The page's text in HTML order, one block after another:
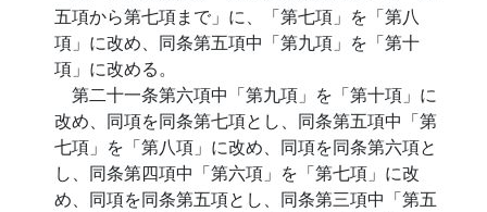
五項から第七項まで」に、「第七項」を「第八
項」に改め、同条第五項中「第九項」を「第十
項」に改める。
第二十一条第六項中「第九項」を「第十項」に
改め、同項を同条第七項とし、同条第五項中「第
七項」を「第八項」に改め、同項を同条第六項と
し、同条第四項中「第六項」を「第七項」に改
め、同項を同条第五項とし、同条第三項中「第五